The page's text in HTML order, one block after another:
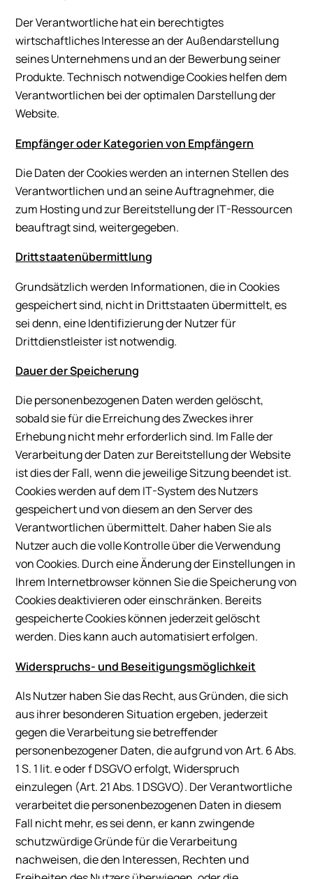
Der Verantwortliche hat ein berechtigtes
wirtschaftliches Interesse an der Außendarstellung
seines Unternehmens und an der Bewerbung seiner
Produkte. Technisch notwendige Cookies helfen dem
Verantwortlichen bei der optimalen Darstellung der
Website.
Empfänger oder Kategorien von Empfängern
Die Daten der Cookies werden an internen Stellen des
Verantwortlichen und an seine Auftragnehmer, die
zum Hosting und zur Bereitstellung der IT-Ressourcen
beauftragt sind, weitergegeben.
Drittstaatenübermittlung
Grundsätzlich werden Informationen, die in Cookies
gespeichert sind, nicht in Drittstaaten übermittelt, es
sei denn, eine Identifizierung der Nutzer für
Drittdienstleister ist notwendig.
Dauer der Speicherung
Die personenbezogenen Daten werden gelöscht,
sobald sie für die Erreichung des Zweckes ihrer
Erhebung nicht mehr erforderlich sind. Im Falle der
Verarbeitung der Daten zur Bereitstellung der Website
ist dies der Fall, wenn die jeweilige Sitzung beendet ist.
Cookies werden auf dem IT-System des Nutzers
gespeichert und von diesem an den Server des
Verantwortlichen übermittelt. Daher haben Sie als
Nutzer auch die volle Kontrolle über die Verwendung
von Cookies. Durch eine Änderung der Einstellungen in
Ihrem Internetbrowser können Sie die Speicherung von
Cookies deaktivieren oder einschränken. Bereits
gespeicherte Cookies können jederzeit gelöscht
werden. Dies kann auch automatisiert erfolgen.
Widerspruchs- und Beseitigungsmöglichkeit
Als Nutzer haben Sie das Recht, aus Gründen, die sich
aus ihrer besonderen Situation ergeben, jederzeit
gegen die Verarbeitung sie betreffender
personenbezogener Daten, die aufgrund von Art. 6 Abs.
1 S. 1 lit. e oder f DSGVO erfolgt, Widerspruch
einzulegen (Art. 21 Abs. 1 DSGVO). Der Verantwortliche
verarbeitet die personenbezogenen Daten in diesem
Fall nicht mehr, es sei denn, er kann zwingende
schutzwürdige Gründe für die Verarbeitung
nachweisen, die den Interessen, Rechten und